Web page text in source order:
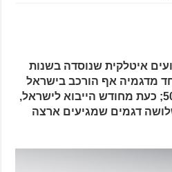
איטלקית שנוסדה בשנות
המאה ה־20, ואחד מדגמיה אף הורכב בישראל
במשך שנתיים בשנות ה־50; כעת מחודש הייבוא לישראל,
דגמים שמגיעים ארצה